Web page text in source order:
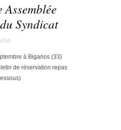
Syndicat
à Biganos (33)
de réservation repas